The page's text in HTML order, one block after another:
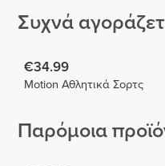
Συχνά
€34.99
Motion Αθλητικά Σορτς
Παρόμοια